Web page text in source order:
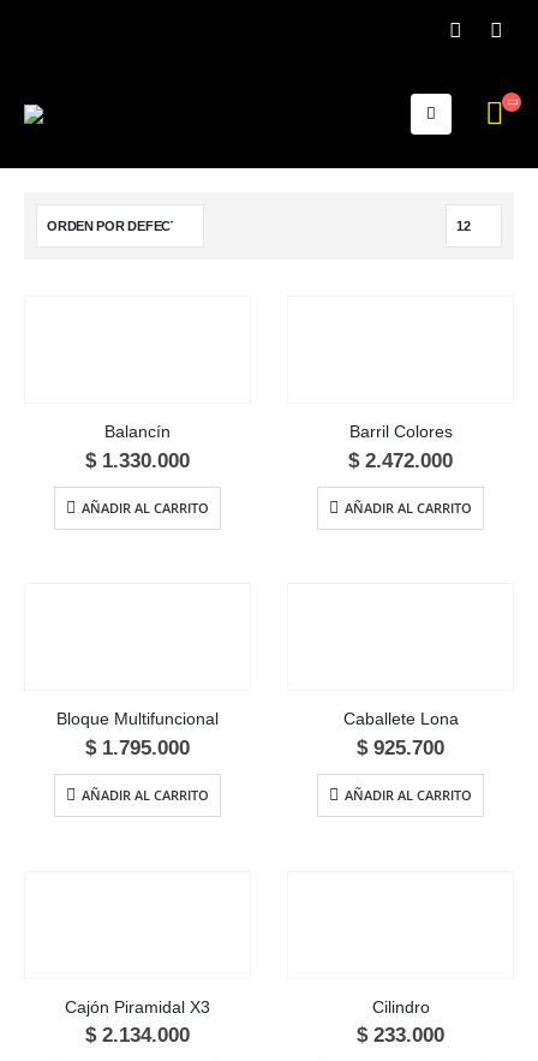
Balancín
$1.330.000
AÑADIR AL CARRITO
Barril Colores
$2.472.000
AÑADIR AL CARRITO
Bloque Multifuncional
$1.795.000
AÑADIR AL CARRITO
Caballete Lona
$925.700
AÑADIR AL CARRITO
Cajón Piramidal X3
$2.134.000
Cilindro
$233.000